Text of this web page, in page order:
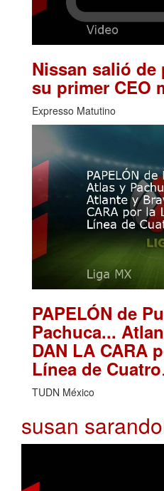
Nissan salió de
su primer CEO
Expresso Matutino
PAPELÓN de
Pachuca...
DAN LA CARA
Línea de Cuatro
TUDN México
susan